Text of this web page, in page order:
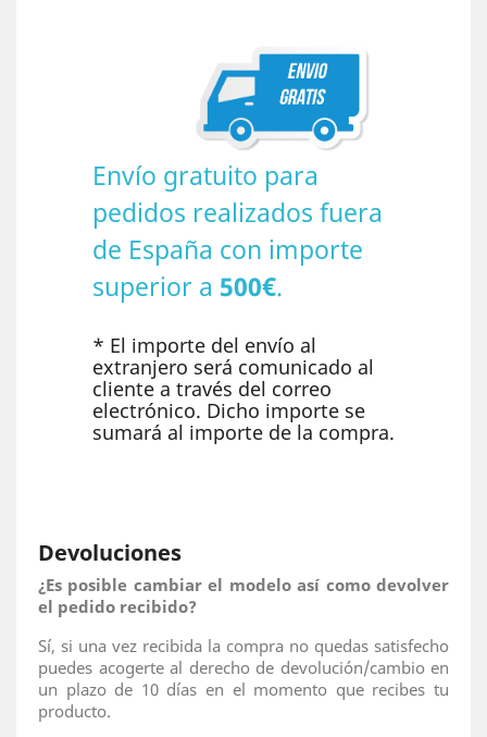
Envío gratuito para
pedidos realizados fuera
de España con importe
superior a 500€.
* El importe del envío al
extranjero será comunicado al
cliente a través del correo
electrónico. Dicho importe se
sumará al importe de la compra.
Devoluciones
¿Es posible cambiar el modelo así como devolver
el pedido recibido?
Sí, si una vez recibida la compra no quedas satisfecho
puedes acogerte al derecho de devolución/cambio en
un plazo de 10 días en el momento que recibes tu
producto.